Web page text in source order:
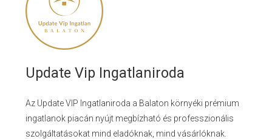
Update Vip Ingatlaniroda
Az Update VIP Ingatlaniroda a Balaton környéki prémium
ingatlanok piacán nyújt megbízható és professzionális
szolgáltatásokat mind eladóknak, mind vásárlóknak.